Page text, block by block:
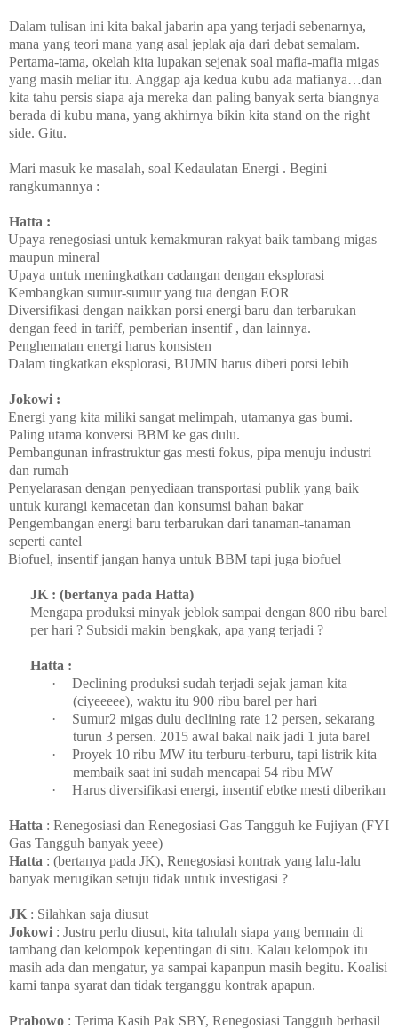
Dalam tulisan ini kita bakal jabarin apa yang terjadi sebenarnya,
mana yang teori mana yang asal jeplak aja dari debat semalam.
Pertama-tama, okelah kita lupakan sejenak soal mafia-mafia migas
yang masih meliar itu. Anggap aja kedua kubu ada mafianya…dan
kita tahu persis siapa aja mereka dan paling banyak serta biangnya
berada di kubu mana, yang akhirnya bikin kita stand on the right
side. Gitu.
Mari masuk ke masalah, soal Kedaulatan Energi . Begini
rangkumannya :
Hatta :
Upaya renegosiasi untuk kemakmuran rakyat baik tambang migas
maupun mineral
Upaya untuk meningkatkan cadangan dengan eksplorasi
Kembangkan sumur-sumur yang tua dengan EOR
Diversifikasi dengan naikkan porsi energi baru dan terbarukan
dengan feed in tariff, pemberian insentif , dan lainnya.
Penghematan energi harus konsisten
Dalam tingkatkan eksplorasi, BUMN harus diberi porsi lebih
Jokowi :
Energi yang kita miliki sangat melimpah, utamanya gas bumi.
Paling utama konversi BBM ke gas dulu.
Pembangunan infrastruktur gas mesti fokus, pipa menuju industri
dan rumah
Penyelarasan dengan penyediaan transportasi publik yang baik
untuk kurangi kemacetan dan konsumsi bahan bakar
Pengembangan energi baru terbarukan dari tanaman-tanaman
seperti cantel
Biofuel, insentif jangan hanya untuk BBM tapi juga biofuel
JK : (bertanya pada Hatta)
Mengapa produksi minyak jeblok sampai dengan 800 ribu barel
per hari ? Subsidi makin bengkak, apa yang terjadi ?
Hatta :
·
Declining produksi sudah terjadi sejak jaman kita
(ciyeeeee), waktu itu 900 ribu barel per hari
·
Sumur2 migas dulu declining rate 12 persen, sekarang
turun 3 persen. 2015 awal bakal naik jadi 1 juta barel
·
Proyek 10 ribu MW itu terburu-terburu, tapi listrik kita
membaik saat ini sudah mencapai 54 ribu MW
·
Harus diversifikasi energi, insentif ebtke mesti diberikan
Hatta : Renegosiasi dan Renegosiasi Gas Tangguh ke Fujiyan (FYI
Gas Tangguh banyak yeee)
Hatta : (bertanya pada JK), Renegosiasi kontrak yang lalu-lalu
banyak merugikan setuju tidak untuk investigasi ?
JK : Silahkan saja diusut
Jokowi : Justru perlu diusut, kita tahulah siapa yang bermain di
tambang dan kelompok kepentingan di situ. Kalau kelompok itu
masih ada dan mengatur, ya sampai kapanpun masih begitu. Koalisi
kami tanpa syarat dan tidak terganggu kontrak apapun.
Prabowo : Terima Kasih Pak SBY, Renegosiasi Tangguh berhasil